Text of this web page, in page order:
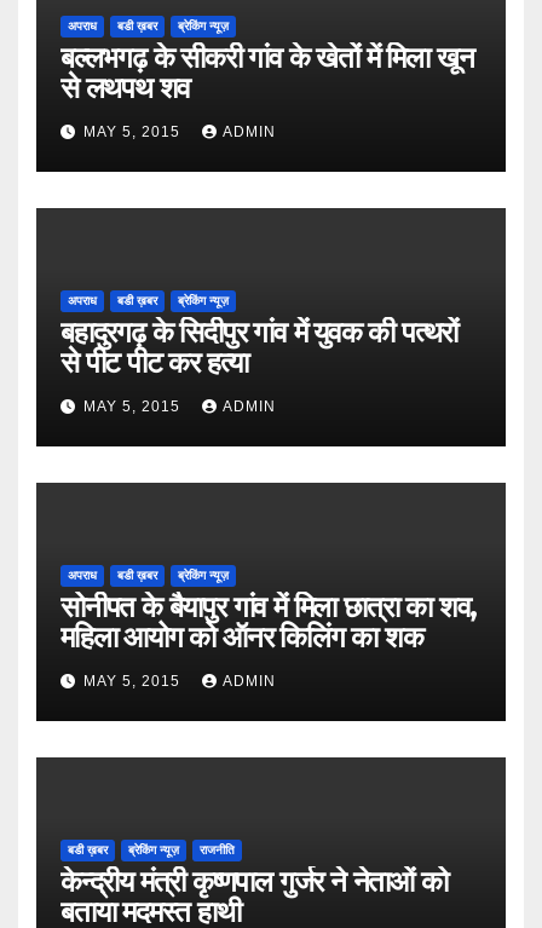
अपराध बडी ख़बर ब्रेकिंग न्यूज़
बल्लभगढ़ के सीकरी गांव के खेतों में मिला खून
से लथपथ शव
MAY 5, 2015 ADMIN
अपराध बडी ख़बर ब्रेकिंग न्यूज़
बहादुरगढ़ के सिदीपुर गांव में युवक की पत्थरों
से पीट पीट कर हत्या
MAY 5, 2015 ADMIN
अपराध बडी ख़बर ब्रेकिंग न्यूज़
सोनीपत के बैयापुर गांव में मिला छात्रा का शव,
महिला आयोग को ऑनर किलिंग का शक
MAY 5, 2015 ADMIN
बडी ख़बर ब्रेकिंग न्यूज़ राजनीति
केन्द्रीय मंत्री कृष्णपाल गुर्जर ने नेताओं को
बताया मदमस्त हाथी